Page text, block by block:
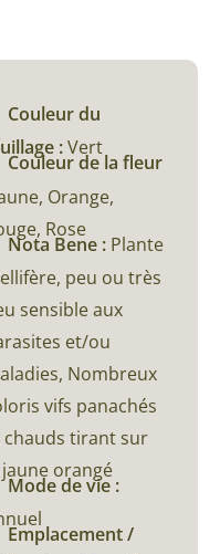
Couleur du
:Vert
Couleur de la fleur
Orange,
Rose
Nota Bene : Plante
peu ou très
sensible aux
et/ou
Nombreux
vifs panachés
chauds tirant sur
orangé
Mode de vie :
Emplacement /